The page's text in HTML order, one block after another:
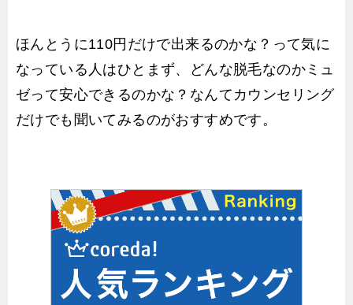
ほんとうに110円だけで出来るのかな？って気に
なっている人はひとまず、どんな脱毛なのかミュ
ゼって安心できるのかな？なんてカウンセリング
だけでも聞いてみるのがおすすめです。